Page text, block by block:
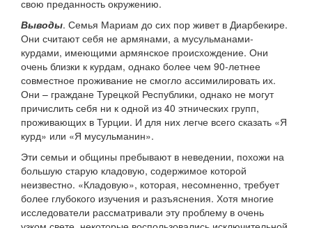
свою преданность окружению.
Выводы. Семья Мариам до сих пор живет в Диарбекире.
Они считают себя не армянами, а мусульманами-
курдами, имеющими армянское происхождение. Они
очень близки к курдам, однако более чем 90-летнее
совместное проживание не смогло ассимилировать их.
Они – граждане Турецкой Республики, однако не могут
причислить себя ни к одной из 40 этнических групп,
проживающих в Турции. И для них легче всего сказать «Я
курд» или «Я мусульманин».
Эти семьи и общины пребывают в неведении, похожи на
большую старую кладовую, содержимое которой
неизвестно. «Кладовую», которая, несомненно, требует
более глубокого изучения и разъяснения. Хотя многие
исследователи рассматривали эту проблему в очень